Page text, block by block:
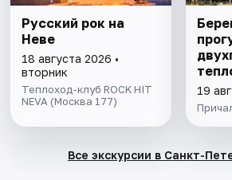
Русский рок на
Неве
18 августа 2026 •
вторник
Теплоход-клуб ROCK HIT
NEVA (Москва 177)
с
19
Все экскурсии в Санкт-